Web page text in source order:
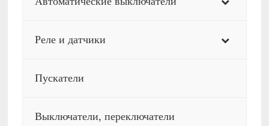
Реле и датчики
Пускатели
Выключатели, переключатели